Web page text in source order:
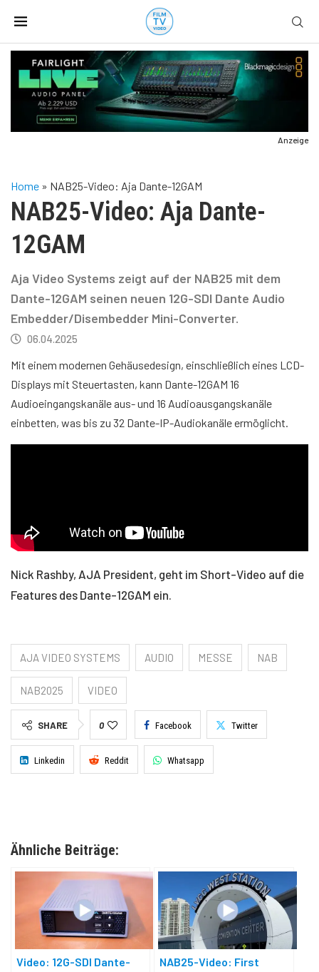
Anzeige
Home » NAB25-Video: Aja Dante-12GAM
NAB25-Video: Aja Dante-
12GAM
Aja Video Systems zeigt auf der NAB25 mit dem
Dante-12GAM seinen neuen 12G-SDI Dante Audio
Embedder/Disembedder Mini-Converter.
06.04.2025
Mit einem modernen Gehäusedesign, einschließlich eines LCD-
Displays mit Steuertasten, kann Dante-12GAM 16
Audioeingangskanäle aus- und 16 Audioausgangskanäle
einbetten, was bis zu 32 Dante-IP-Audiokanäle ermöglicht.
Nick Rashby, AJA President, geht im Short-Video auf die
Features des Dante-12GAM ein.
AJA VIDEO SYSTEMS AUDIO MESSE NAB
NAB2025 VIDEO
SHARE 0 Facebook Twitter
Linkedin Reddit Whatsapp
Ähnliche Beiträge:
Video: 12G-SDI Dante-
NAB25-Video: First